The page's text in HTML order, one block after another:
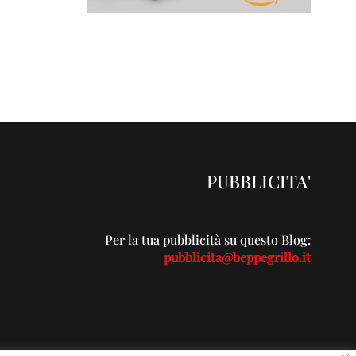
PUBBLICITA'
Per la tua pubblicità su questo Blog:
pubblicita@beppegrillo.it